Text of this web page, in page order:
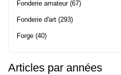
Fonderie amateur(67)
Fonderie d'art (293)
Forge (40)
Articles par années